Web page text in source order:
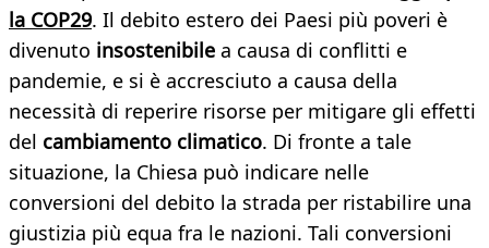
la COP29. Il debito estero dei Paesi più poveri è
divenuto insostenibile a causa di conflitti e
pandemie, e si è accresciuto a causa della
necessità di reperire risorse per mitigare gli effetti
del cambiamento climatico. Di fronte a tale
situazione, la Chiesa può indicare nelle
conversioni del debito la strada per ristabilire una
giustizia più equa fra le nazioni. Tali conversioni